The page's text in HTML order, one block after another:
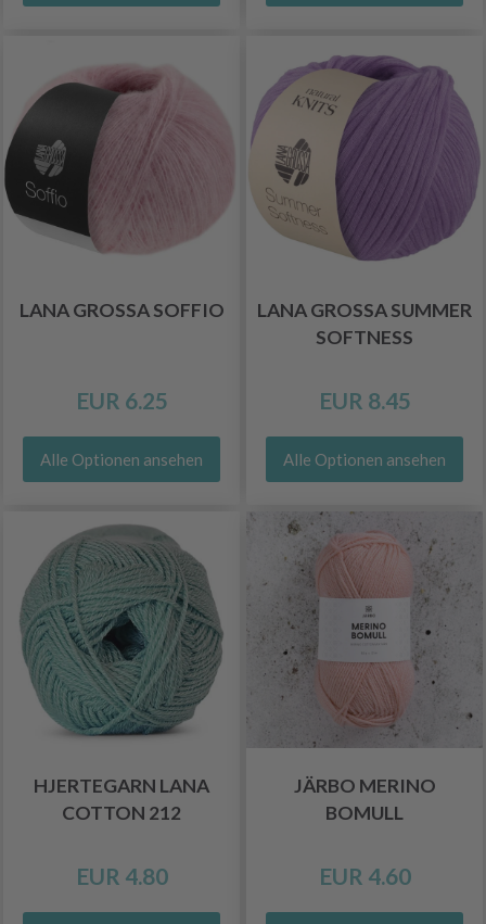
LANA GROSSA SOFFIO
EUR 6.25
Alle Optionen ansehen
LANA GROSSA SUMMER
SOFTNESS
EUR 8.45
Alle Optionen ansehen
HJERTEGARN LANA
COTTON 212
EUR 4.80
JÄRBO MERINO
BOMULL
EUR 4.60